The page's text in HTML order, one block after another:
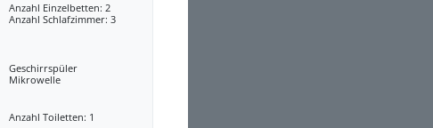
Anzahl Einzelbetten: 2
Anzahl Schlafzimmer: 3
Geschirrspüler
Mikrowelle
Anzahl Toiletten: 1